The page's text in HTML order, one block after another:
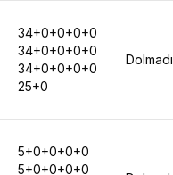
34+0+0+0+0
34+0+0+0+0
34+0+0+0+0
25+0
Dolmadı
5+0+0+0+0
5+0+0+0+0